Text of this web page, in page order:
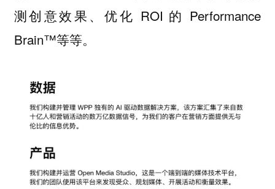
测创意效果、优化 ROI 的 Performance
Brain™等等。